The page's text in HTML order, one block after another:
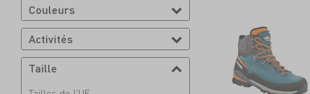
Couleurs
Activités
Taille